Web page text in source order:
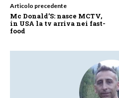
Articolo precedente
Mc Donald’S: nasce MCTV,
in USA la tv arriva nei fast-
food